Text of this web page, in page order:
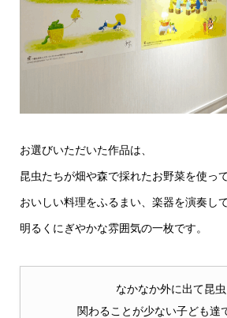
お選びいただいた作品は、
昆虫たちが畑や森で採れたお野菜を使っ
おいしい料理をふるまい、楽器を演奏して
明るくにぎやかな雰囲気の一枚です。
なかなか外に出て昆虫
関わることが少ない子ども達